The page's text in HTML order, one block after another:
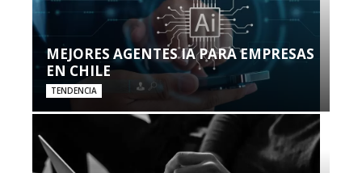
MEJORES AGENTES IA PARA EMPRESAS
EN CHILE
TENDENCIA